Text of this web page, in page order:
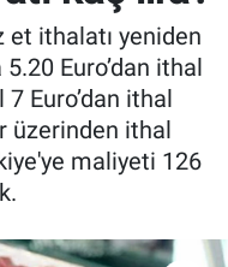
et ithalatı yeniden
Euro’dan ithal
Euro’dan ithal
üzerinden ithal
maliyeti 126